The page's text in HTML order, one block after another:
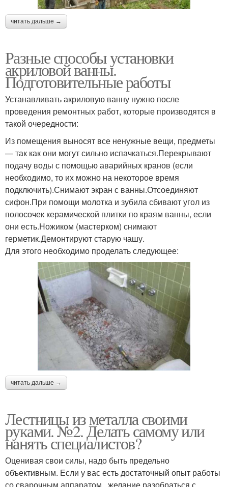
читать дальше →
Разные способы установки
акриловой ванны.
Подготовительные работы
Устанавливать акриловую ванну нужно после
проведения ремонтных работ, которые производятся в
такой очередности:
Из помещения выносят все ненужные вещи, предметы
— так как они могут сильно испачкаться.Перекрывают
подачу воды с помощью аварийных кранов (если
необходимо, то их можно на некоторое время
подключить).Снимают экран с ванны.Отсоединяют
сифон.При помощи молотка и зубила сбивают угол из
полосочек керамической плитки по краям ванны, если
они есть.Ножиком (мастерком) снимают
герметик.Демонтируют старую чашу.
Для этого необходимо проделать следующее:
читать дальше →
Лестницы из металла своими
руками. №2. Делать самому или
нанять специалистов?
Оценивая свои силы, надо быть предельно
объективным. Если у вас есть достаточный опыт работы